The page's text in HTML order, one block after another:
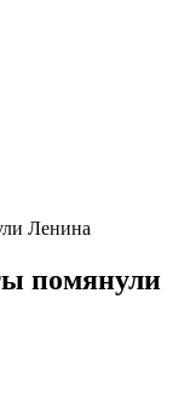
Ленина
помянули